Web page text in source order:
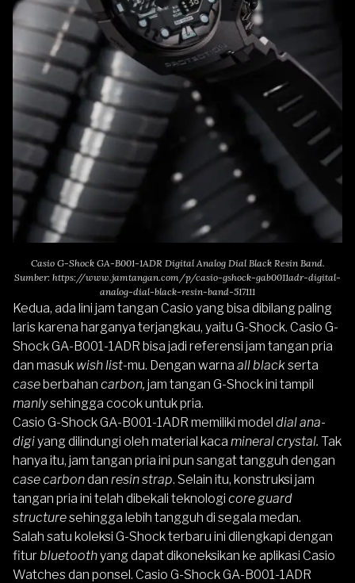
Casio G-Shock GA-B001-1ADR Digital Analog Dial Black Resin Band.
Sumber: https://www.jamtangan.com/p/casio-gshock-gab0011adr-digital-
analog-dial-black-resin-band-517111
Kedua, ada lini jam tangan Casio yang bisa dibilang paling
laris karena harganya terjangkau, yaitu G-Shock. Casio G-
Shock GA-B001-1ADR bisa jadi referensi jam tangan pria
dan masuk wish list-mu. Dengan warna all blackserta
caseberbahan carbon, jam tangan G-Shock ini tampil
manlysehingga cocok untuk pria.
Casio G-Shock GA-B001-1ADR memiliki model dialana-
digiyang dilindungi oleh material kaca mineral crystal. Tak
hanya itu, jam tangan pria ini pun sangat tangguh dengan
case carbondan resin strap. Selain itu, konstruksi jam
tangan pria ini telah dibekali teknologi core guard
structuresehingga lebih tangguh di segala medan.
Salah satu koleksi G-Shock terbaru ini dilengkapi dengan
fitur bluetoothyang dapat dikoneksikan ke aplikasi Casio
Watches dan ponsel. Casio G-Shock GA-B001-1ADR